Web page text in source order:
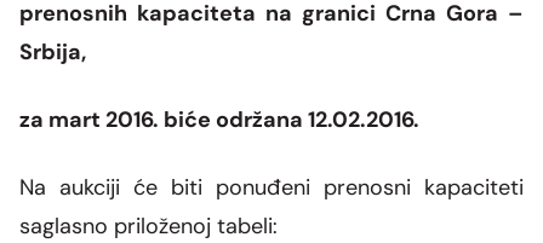
Grupa za rad SMM bloka
Priključenje na prenosnu mrežu
Naše kompanije
Organizaciona šema
Međunarodni propisi
Podzakonski akti
prenosnih kapaciteta na granici Crna Gora –
Srbija,
za mart 2016. biće održana 12.02.2016.
Na aukciji će biti ponuđeni prenosni kapaciteti
saglasno priloženoj tabeli: